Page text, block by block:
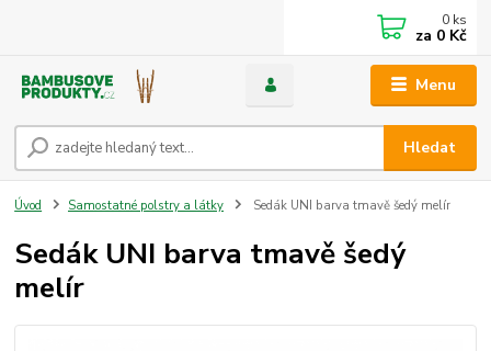
Menu
Hledat
0 ks
za 0 Kč
Úvod Samostatné polstry a látky Sedák UNI barva tmavě šedý melír
Sedák UNI barva tmavě šedý
melír